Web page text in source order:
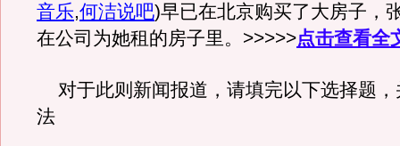
音乐,何洁说吧)早已在北京购买了大房子，
在公司为她租的房子里。>>>>>点击查看全
对于此则新闻报道，请填完以下选择题，
法